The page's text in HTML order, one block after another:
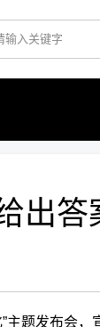
出答
主题发布会，